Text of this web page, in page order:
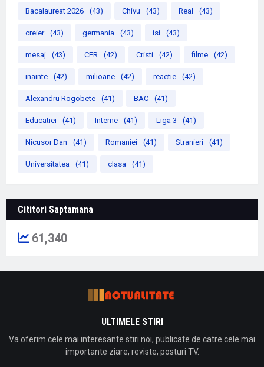
Bacalaureat 2026 (43) Chivu (43) Real (43)
creier (43) germania (43) isi (43)
mesaj (43) CFR (42) Cristi (42) filme (42)
inainte (42) milioane (42) reactie (42)
Alexandru Rogobete (41) BAC (41)
Educatiei (41) Interne (41) Liga 3 (41)
Nicusor Dan (41) Romaniei (41) Stranieri (41)
Universitatea (41) clasa (41)
Cititori Saptamana
61,340
ULTIMELE STIRI
Va oferim cele mai interesante stiri noi, publicate de catre cele mai
importante ziare, reviste, posturi TV.